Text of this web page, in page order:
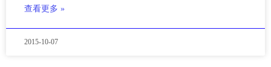
查看更多 »
2015-10-07